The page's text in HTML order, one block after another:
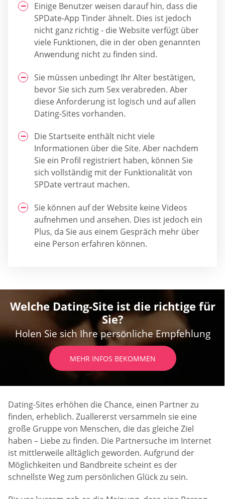
Einige Benutzer weisen darauf hin, dass die
SPDate-App Tinder ähnelt. Dies ist jedoch
nicht ganz richtig - die Website verfügt über
viele Funktionen, die in der oben genannten
Anwendung nicht zu finden sind.
Sie müssen unbedingt Ihr Alter bestätigen,
bevor Sie sich zum Sex verabreden. Aber
diese Anforderung ist logisch und auf allen
Dating-Sites vorhanden.
Die Startseite enthält nicht viele
Informationen über die Site. Aber nachdem
Sie ein Profil registriert haben, können Sie
sich vollständig mit der Funktionalität von
SPDate vertraut machen.
Sie können auf der Website keine Videos
aufnehmen und ansehen. Dies ist jedoch ein
Plus, da Sie aus einem Gespräch mehr über
eine Person erfahren können.
Welche Dating-Site ist die richtige für
Sie?
Holen Sie sich Ihre persönliche Empfehlung
MEHR INFOS BEKOMMEN
Dating-Sites erhöhen die Chance, einen Partner zu
finden, erheblich. Zuallererst versammeln sie eine
große Gruppe von Menschen, die das gleiche Ziel
haben – Liebe zu finden. Die Partnersuche im Internet
ist mittlerweile alltäglich geworden. Aufgrund der
Möglichkeiten und Bandbreite scheint es der
schnellste Weg zum persönlichen Glück zu sein.